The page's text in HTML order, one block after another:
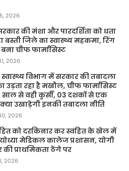
2026
की मंशा और पारदर्शिता को धता
बस्ती जिले का स्वास्थ्य महकमा, रिंग
चीफ फार्मासिस्ट
2026
विभाग में सरकार की तबादला
उड़ता रहा है मखौल, चीफ फार्मासिस्ट
से वही कुर्सी, 03 दशकों से एक
उखाड़ेगी इनकी तबादला नीति
2026
को दरकिनार कर स्वहित के खेल में
मेडिकल कालेज प्रशासन, योगी
की प्राथमिकता ठेंगे पर
2026